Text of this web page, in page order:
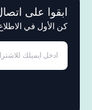
ابقوا على
كن الأول في